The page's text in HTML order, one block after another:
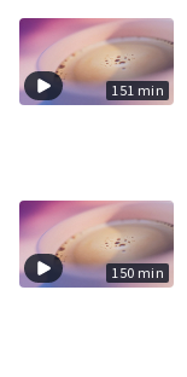
151 min
150 min